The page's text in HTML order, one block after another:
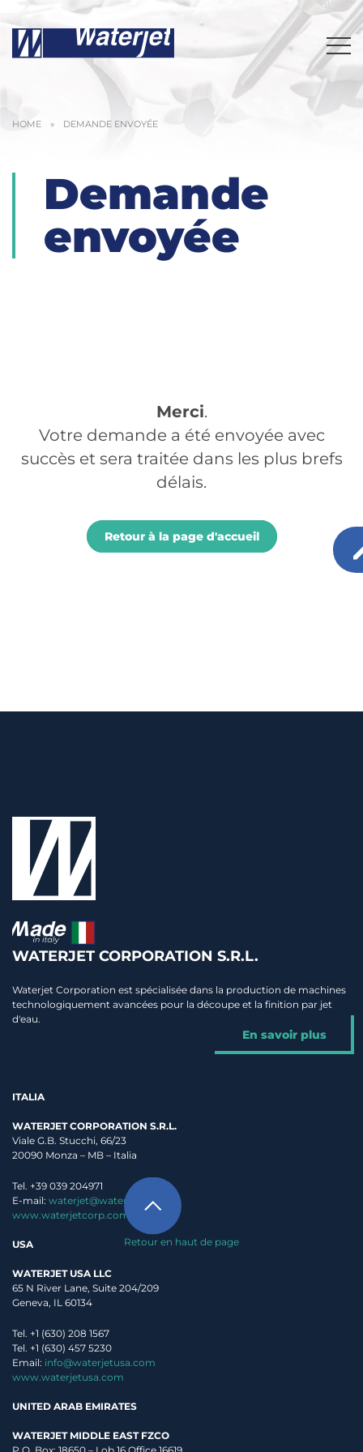
HOME » DEMANDE ENVOYÉE
Demande
envoyée
Merci.
Votre demande a été envoyée avec
succès et sera traitée dans les plus brefs
délais.
Retour à la page d'accueil
Retour en haut de page
WATERJET CORPORATION S.R.L.
Waterjet Corporation est spécialisée dans la production de machines
technologiquement avancées pour la découpe et la finition par jet
d'eau.
En savoir plus
ITALIA
WATERJET CORPORATION S.R.L.
Viale G.B. Stucchi, 66/23
20090 Monza – MB – Italia
Tel. +39 039 204971
E-mail: waterjet@waterjet.it
www.waterjetcorp.com
USA
WATERJET USA LLC
65 N River Lane, Suite 204/209
Geneva, IL 60134
Tel. +1 (630) 208 1567
Tel. +1 (630) 457 5230
Email: info@waterjetusa.com
www.waterjetusa.com
UNITED ARAB EMIRATES
WATERJET MIDDLE EAST FZCO